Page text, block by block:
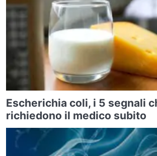
Escherichia coli, i 5 segnali
richiedono il medico subito